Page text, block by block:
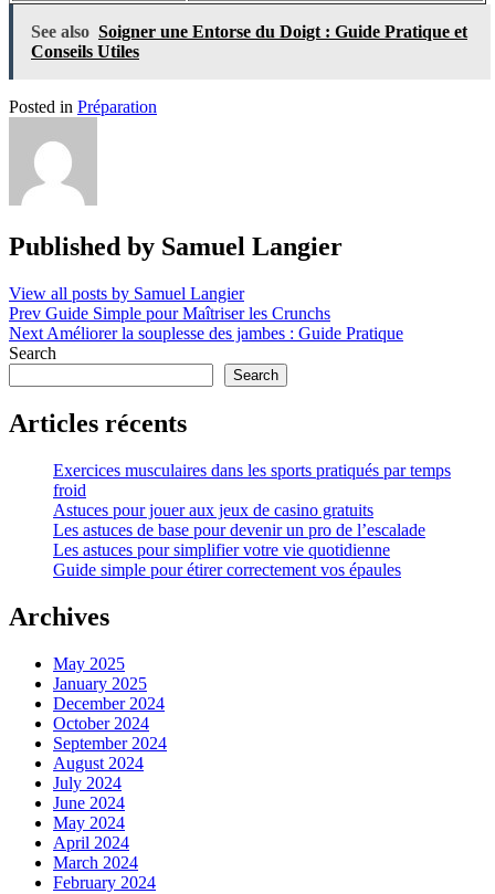
See also Soigner une Entorse du Doigt : Guide Pratique et
Conseils Utiles
Posted in Préparation
Published by Samuel Langier
View all posts by Samuel Langier
Post
navigation
Prev Guide Simple pour Maîtriser les Crunchs
Next Améliorer la souplesse des jambes : Guide Pratique
Search
Search
Articles récents
Exercices musculaires dans les sports pratiqués par temps
froid
Astuces pour jouer aux jeux de casino gratuits
Les astuces de base pour devenir un pro de l’escalade
Les astuces pour simplifier votre vie quotidienne
Guide simple pour étirer correctement vos épaules
Archives
May 2025
January 2025
December 2024
October 2024
September 2024
August 2024
July 2024
June 2024
May 2024
April 2024
March 2024
February 2024